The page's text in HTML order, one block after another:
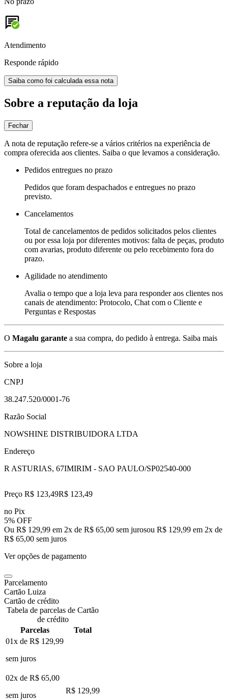
Atendimento
Responde rápido
Saiba como foi calculada essa nota
Sobre a reputação da loja
Fechar
A nota de reputação refere-se a vários critérios na experiência de
compra oferecida aos clientes. Saiba o que levamos a consideração.
Pedidos entregues no prazo
Pedidos que foram despachados e entregues no prazo
previsto.
Cancelamentos
Total de cancelamentos de pedidos solicitados pelos clientes
ou por essa loja por diferentes motivos: falta de peças, produto
com avarias, produto diferente ou pelo recebimento fora do
prazo.
Agilidade no atendimento
Avalia o tempo que a loja leva para responder aos clientes nos
canais de atendimento: Protocolo, Chat com o Cliente e
Perguntas e Respostas
O Magalu garante a sua compra, do pedido à entrega. Saiba mais
Sobre a loja
CNPJ
38.247.520/0001-76
Razão Social
NOWSHINE DISTRIBUIDORA LTDA
Endereço
R ASTURIAS, 67IMIRIM - SAO PAULO/SP02540-000
Preço R$ 123,49R$ 123,49
no Pix
5% OFF
Ou R$ 129,99 em 2x de R$ 65,00 sem jurosou R$ 129,99 em 2x de
R$ 65,00 sem juros
Ver opções de pagamento
Parcelamento
Cartão Luiza
Cartão de crédito
Tabela de parcelas de Cartão
de crédito
Parcelas
Total
01x de R$ 129,99
sem juros
02x de R$ 65,00
sem juros
R$ 129,99